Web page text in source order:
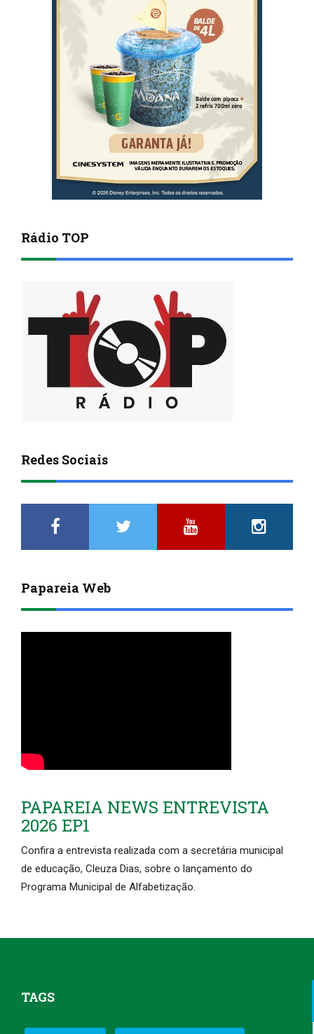
Rádio TOP
Redes Sociais
Papareia Web
PAPAREIA NEWS ENTREVISTA
2026 EP1
Confira a entrevista realizada com a secretária municipal
de educação, Cleuza Dias, sobre o lançamento do
Programa Municipal de Alfabetização.
TAGS